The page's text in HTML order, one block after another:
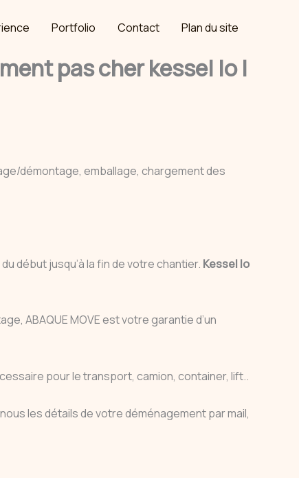
Portfolio Contact Plan du site
pas cher kessel lo |
démontage, emballage, chargement des
début jusqu’à la fin de votre chantier. Kessel lo
ABAQUE MOVE est votre garantie d’un
pour le transport, camion, container, lift..
les détails de votre déménagement par mail,